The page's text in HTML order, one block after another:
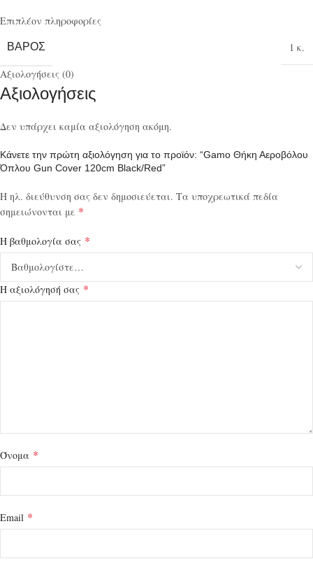
Επιπλέον πληροφορίες
ΒΆΡΟΣ
1 κ.
Αξιολογήσεις (0)
Αξιολογήσεις
Δεν υπάρχει καμία αξιολόγηση ακόμη.
Κάνετε την πρώτη αξιολόγηση για το προϊόν: “Gamo Θήκη Αεροβόλου
Όπλου Gun Cover 120cm Black/Red”
Η ηλ. διεύθυνση σας δεν δημοσιεύεται. Τα υποχρεωτικά πεδία
σημειώνονται με *
Η βαθμολογία σας *
Η αξιολόγησή σας *
Όνομα *
Email *